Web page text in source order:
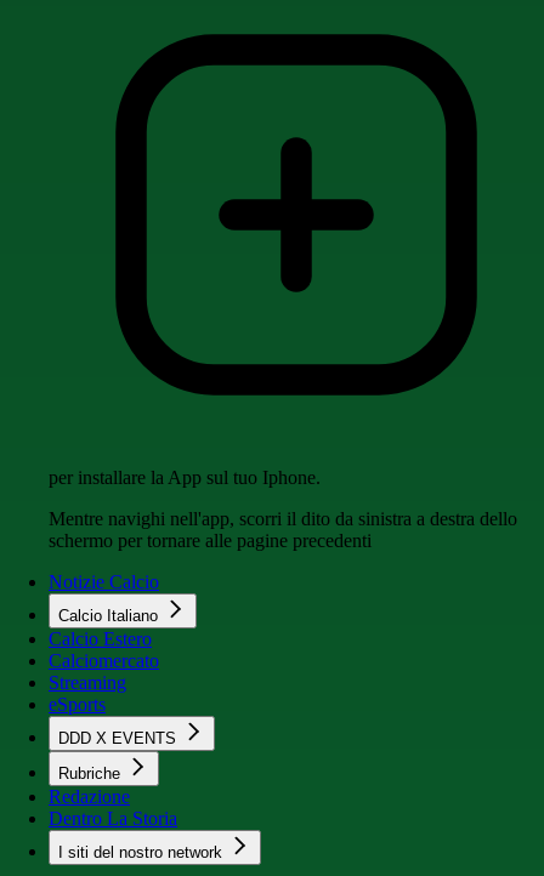
per installare la App sul tuo Iphone.
Mentre navighi nell'app, scorri il dito da sinistra a destra dello
schermo per tornare alle pagine precedenti
Notizie Calcio
Calcio Italiano
Calcio Estero
Calciomercato
Streaming
eSports
DDD X EVENTS
Rubriche
Redazione
Dentro La Storia
I siti del nostro network